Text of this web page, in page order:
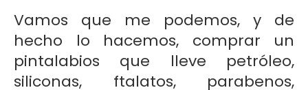
Vamos que me podemos, y de
hecho lo hacemos, comprar un
pintalabios que lleve petróleo,
siliconas, ftalatos, parabenos,